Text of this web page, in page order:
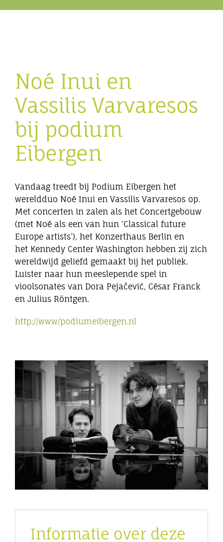
Eibergen onderneemt
Winkels
Bedrijven
Noé Inui en
Vassilis Varvaresos
bij podium
Eibergen
Vandaag treedt bij Podium Eibergen het
wereldduo Noé Inui en Vassilis Varvaresos op.
Met concerten in zalen als het Concertgebouw
(met Noé als een van hun ‘Classical future
Europe artists’), het Konzerthaus Berlin en
het Kennedy Center Washington hebben zij zich
wereldwijd geliefd gemaakt bij het publiek.
Luister naar hun meeslepende spel in
vioolsonates van Dora Pejačević, César Franck
en Julius Röntgen.
http://www/podiumeibergen.nl
Informatie over deze